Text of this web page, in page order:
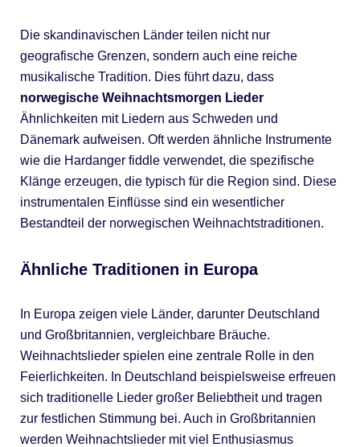
Die skandinavischen Länder teilen nicht nur
geografische Grenzen, sondern auch eine reiche
musikalische Tradition. Dies führt dazu, dass
norwegische Weihnachtsmorgen Lieder
Ähnlichkeiten mit Liedern aus Schweden und
Dänemark aufweisen. Oft werden ähnliche Instrumente
wie die Hardanger fiddle verwendet, die spezifische
Klänge erzeugen, die typisch für die Region sind. Diese
instrumentalen Einflüsse sind ein wesentlicher
Bestandteil der norwegischen Weihnachtstraditionen.
Ähnliche Traditionen in Europa
In Europa zeigen viele Länder, darunter Deutschland
und Großbritannien, vergleichbare Bräuche.
Weihnachtslieder spielen eine zentrale Rolle in den
Feierlichkeiten. In Deutschland beispielsweise erfreuen
sich traditionelle Lieder großer Beliebtheit und tragen
zur festlichen Stimmung bei. Auch in Großbritannien
werden Weihnachtslieder mit viel Enthusiasmus